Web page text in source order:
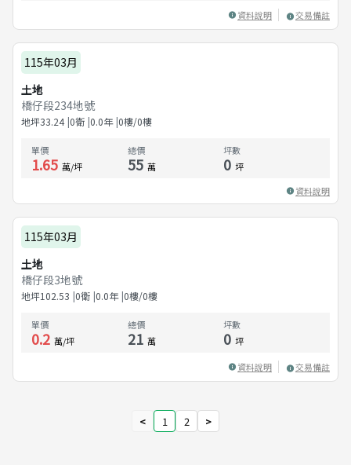
資料說明 交易備註
115年03月
土地
橋仔段234地號
地坪33.24 0衛 0.0年 0樓/0樓
單價
1.65 萬/坪
總價
55 萬
坪數
0 坪
資料說明
115年03月
土地
橋仔段3地號
地坪102.53 0衛 0.0年 0樓/0樓
單價
0.2 萬/坪
總價
21 萬
坪數
0 坪
資料說明 交易備註
< 1 2 >